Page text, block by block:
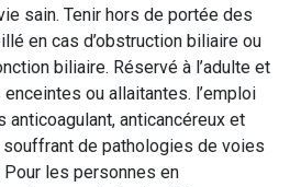
sain. Tenir hors de portée des
en cas d’obstruction biliaire ou
biliaire. Réservé à l’adulte et
ou allaitantes. l’emploi
anticancéreux et
de pathologies de voies
les personnes en